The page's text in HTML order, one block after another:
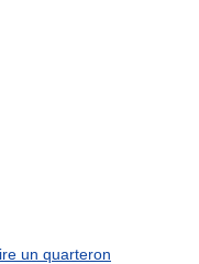
un quarteron